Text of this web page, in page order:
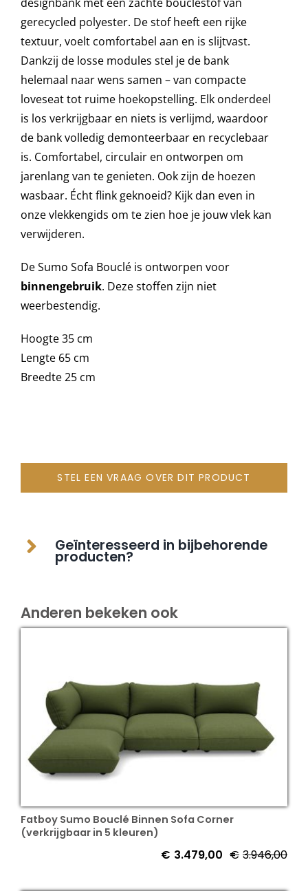
Verlichting
Onderhoud
Accessoires en Kado
Onze merken
gerecycled polyester. De stof heeft een rijke
textuur, voelt comfortabel aan en is slijtvast.
Dankzij de losse modules stel je de bank
helemaal naar wens samen – van compacte
loveseat tot ruime hoekopstelling. Elk onderdeel
is los verkrijgbaar en niets is verlijmd, waardoor
de bank volledig demonteerbaar en recyclebaar
is. Comfortabel, circulair en ontworpen om
jarenlang van te genieten. Ook zijn de hoezen
wasbaar. Écht flink geknoeid? Kijk dan even in
onze vlekkengids om te zien hoe je jouw vlek kan
verwijderen.
De Sumo Sofa Bouclé is ontworpen voor
binnengebruik. Deze stoffen zijn niet
weerbestendig.
Hoogte 35 cm
Lengte 65 cm
Breedte 25 cm
STEL EEN VRAAG OVER DIT PRODUCT
Geïnteresseerd in bijbehorende
producten?
Anderen bekeken ook
Fatboy Sumo Bouclé Binnen Sofa Corner
(verkrijgbaar in 5 kleuren)
€ 3.946,00
€ 3.479,00